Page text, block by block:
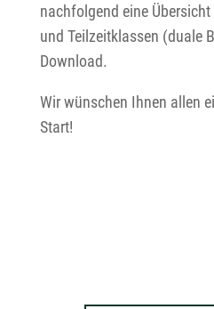
nachfolgend eine
und Teilzeitklassen (duale
Download.
Wir wünschen Ihnen allen
Start!